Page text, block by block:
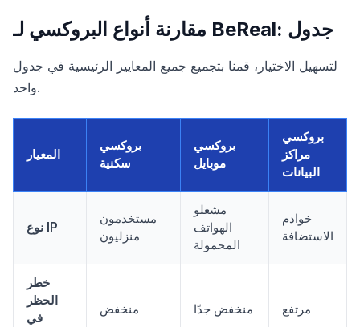
مقارنة أنواع البروكسي لـ BeReal: جدول
لتسهيل الاختيار، قمنا بتجميع جميع المعايير الرئيسية في جدول
واحد.
المعيار
بروكسي
سكنية
بروكسي
موبايل
بروكسي
مراكز
البيانات
نوع IP
مستخدمون
منزليون
مشغلو
الهواتف
المحمولة
خوادم
الاستضافة
خطر
الحظر
في
منخفض منخفض جدًا مرتفع